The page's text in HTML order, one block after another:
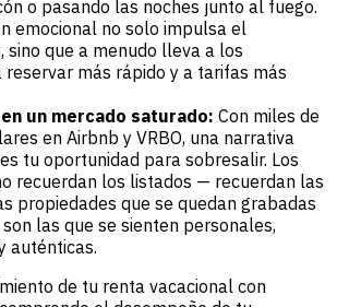
o pasando las noches junto al fuego.
emocional no solo impulsa el
sino que a menudo lleva a los
reservar más rápido y a tarifas más
un mercado saturado: Con miles de
en Airbnb y VRBO, una narrativa
tu oportunidad para sobresalir. Los
recuerdan los listados — recuerdan las
propiedades que se quedan grabadas
las que se sienten personales,
auténticas.
de tu renta vacacional con